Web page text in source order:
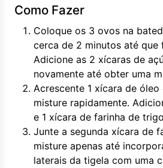
Como Fazer
Coloque os 3 ovos na
cerca de 2 minutos até que
Adicione as 2 xícaras de
novamente até obter uma
Acrescente 1 xícara de
misture rapidamente.
e 1 xícara de farinha de
Junte a segunda xícara de
misture apenas até
laterais da tigela com uma